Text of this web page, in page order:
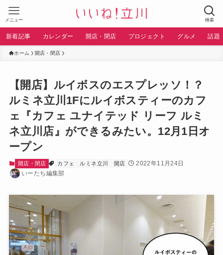
検索
メニュー
新着記事 カレンダー 開店・閉店 プロジェクト グルメ 話題
ホーム 開店・閉店
【開店】ルイボスのエスプレッソ！？
ルミネ立川1Fにルイボスティーのカフ
ェ『カフェ ユナイテッド リーフ ルミ
ネ立川店』ができるみたい。12月1日オ
ープン
開店・閉店 カフェ ルミネ立川 開店
2022年11月24日
いーたち編集部